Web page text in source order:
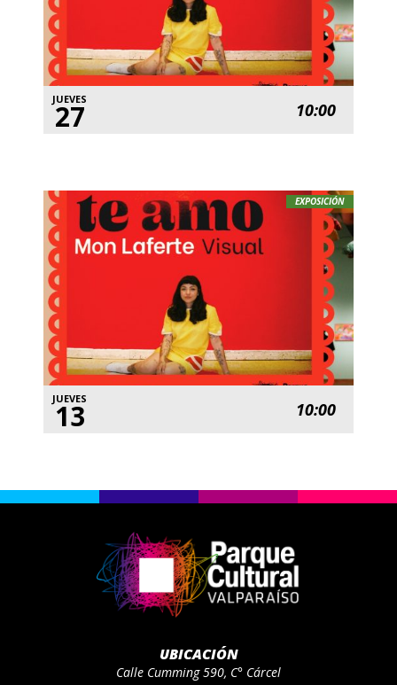
JUEVES
27 10:00
EXPOSICIÓN
JUEVES
13 10:00
UBICACIÓN
Calle Cumming 590, C° Cárcel